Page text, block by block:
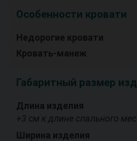
Особенности кровати
Недорогие кровати
Кровать-манеж
Габаритный размер
Длина изделия
+3 см к длине спального
Ширина изделия